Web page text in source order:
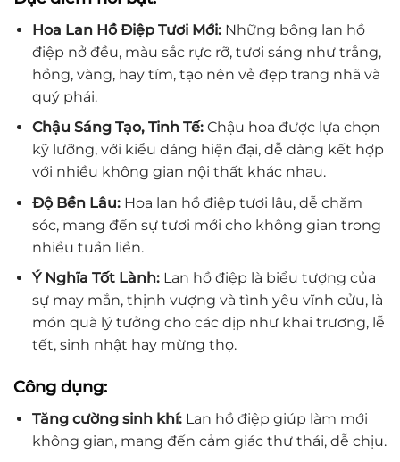
Hoa Lan Hồ Điệp Tươi Mới:Những bông lan hồ
điệp nở đều, màu sắc rực rỡ, tươi sáng như trắng,
hồng, vàng, hay tím, tạo nên vẻ đẹp trang nhã và
quý phái.
Chậu Sáng Tạo, Tinh Tế:Chậu hoa được lựa chọn
kỹ lưỡng, với kiểu dáng hiện đại, dễ dàng kết hợp
với nhiều không gian nội thất khác nhau.
Độ Bền Lâu:Hoa lan hồ điệp tươi lâu, dễ chăm
sóc, mang đến sự tươi mới cho không gian trong
nhiều tuần liền.
Ý Nghĩa Tốt Lành:Lan hồ điệp là biểu tượng của
sự may mắn, thịnh vượng và tình yêu vĩnh cửu, là
món quà lý tưởng cho các dịp như khai trương, lễ
tết, sinh nhật hay mừng thọ.
Công dụng:
Tăng cường sinh khí:Lan hồ điệp giúp làm mới
không gian, mang đến cảm giác thư thái, dễ chịu.